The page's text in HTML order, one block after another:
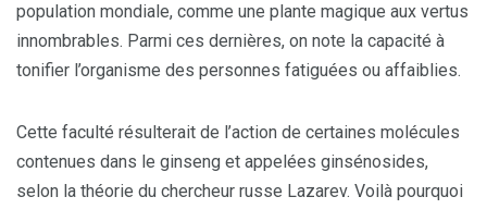
population mondiale, comme une plante magique aux vertus
innombrables. Parmi ces dernières, on note la capacité à
tonifier l’organisme des personnes fatiguées ou affaiblies.
Cette faculté résulterait de l’action de certaines molécules
contenues dans le ginseng et appelées ginsénosides,
selon la théorie du chercheur russe Lazarev. Voilà pourquoi